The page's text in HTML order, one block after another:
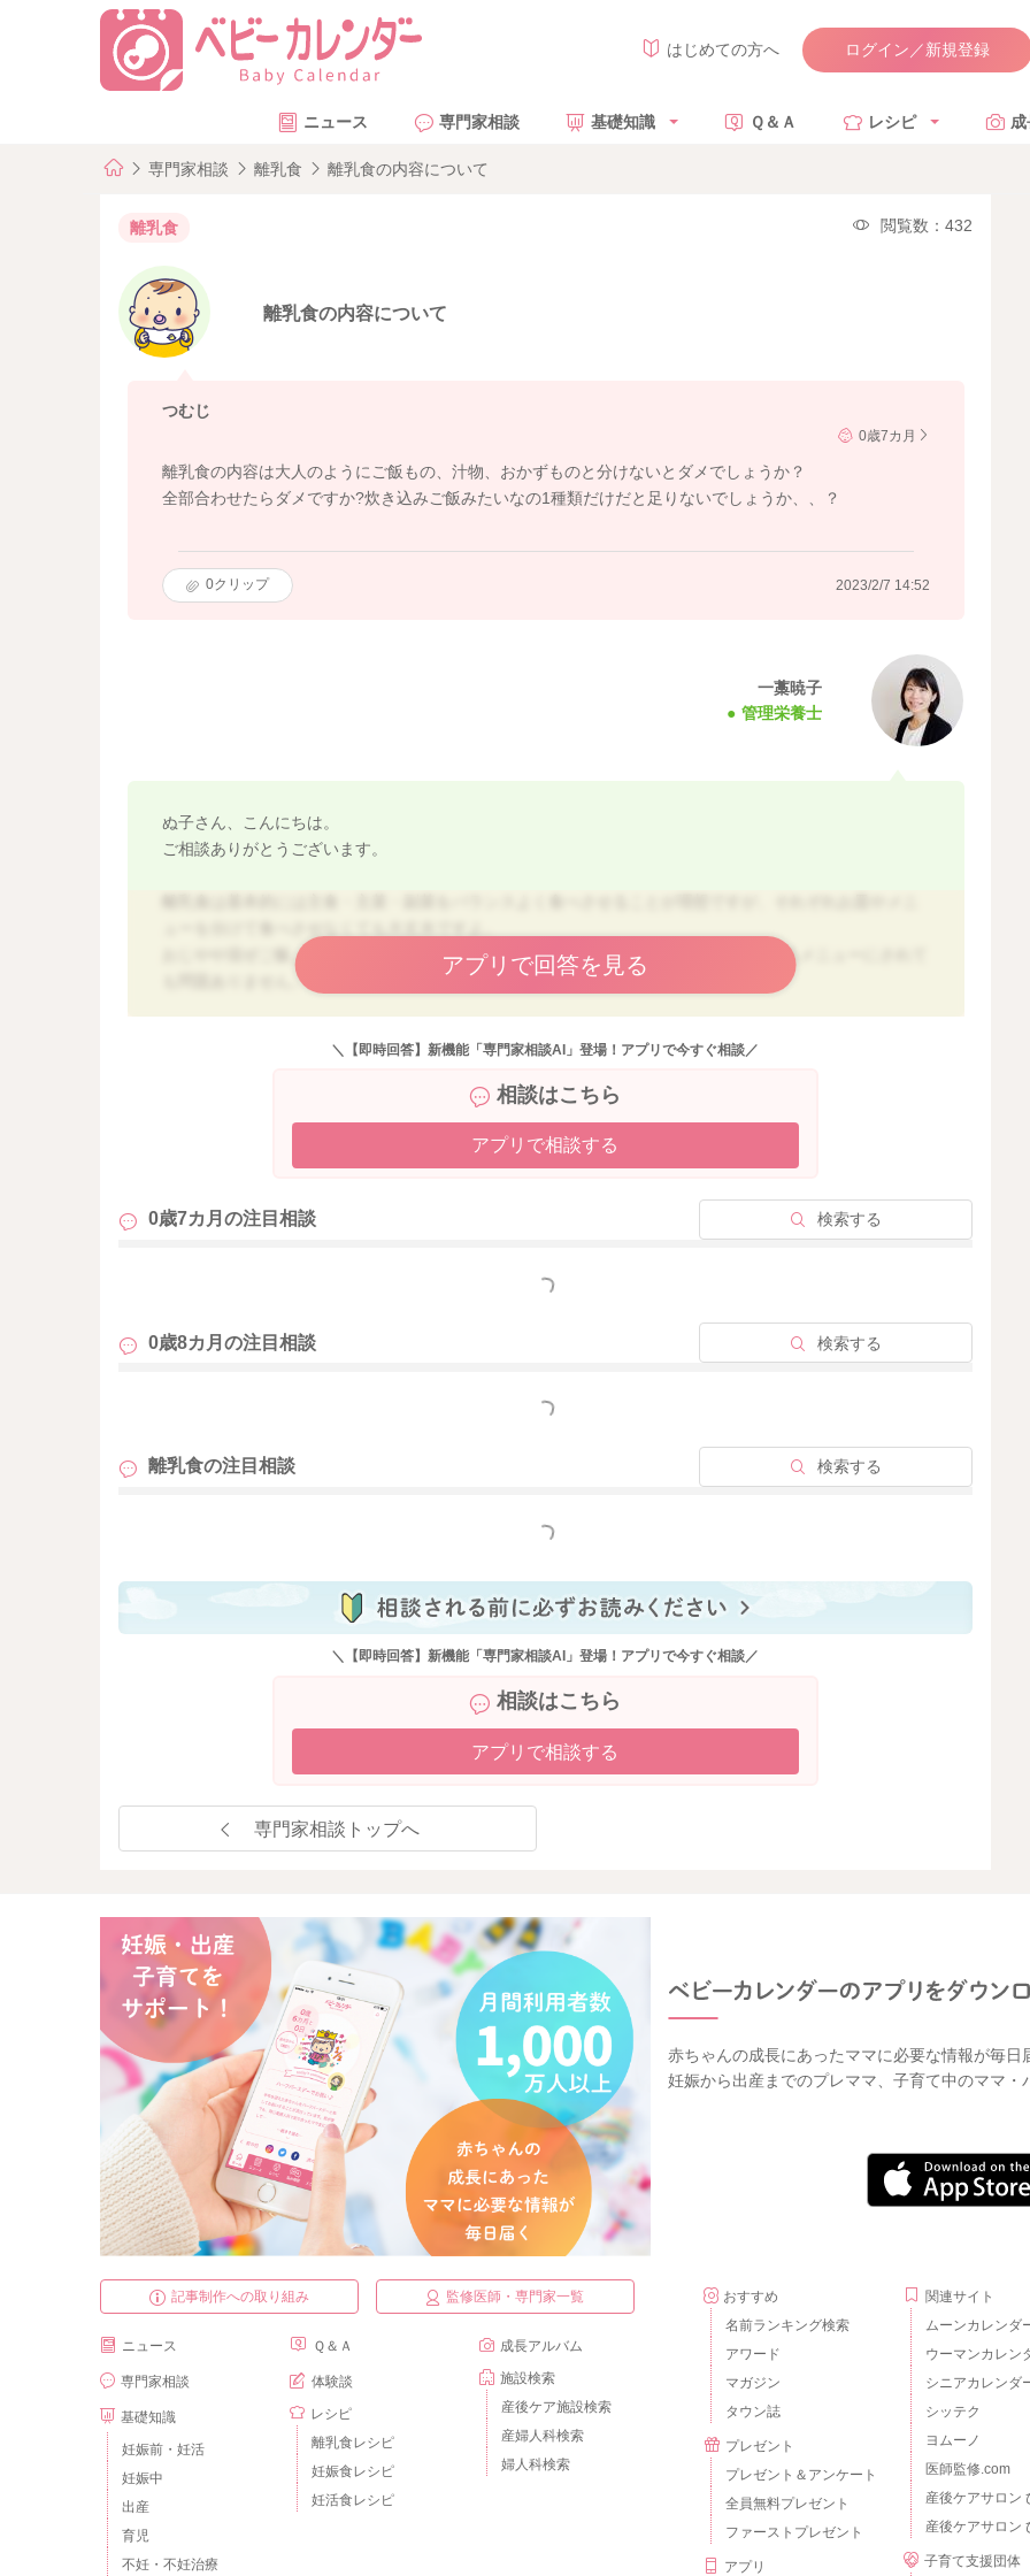
はじめての方へ ログイン／新規登録
ニュース 専門家相談 基礎知識 Ｑ＆Ａ レシピ
専門家相談 離乳食 離乳食の内容について
離乳食 閲覧数：432
離乳食の内容について
つむじ
0歳7カ月
離乳食の内容は大人のようにご飯もの、汁物、おかずものと分けないとダメでしょうか？
全部合わせたらダメですか?炊き込みご飯みたいなの1種類だけだと足りないでしょうか、、？
0クリップ 2023/2/7 14:52
一藁暁子
管理栄養士
ぬ子さん、こんにちは。
ご相談ありがとうございます。
おじやや混ぜご飯、どんぶりやシチューのようにして、1品で主食・主菜・副菜と補えるメニューにされて
も問題ありません。
1品メニューには調理の手間がかかりにくい点や、野菜やタンパク質など苦手な食材も単品で食べるより、
ご飯や他の料理に混ぜることで食べてくれやすくなるなどのメリットがあります。
味に飽きてしまったり、味が混ざっているので、食材それぞれの味を感じにくいなどの欠点もあるのでそ
たまにはご飯・おかず・汁物を分けてみたり、色々な食材やメニューを試してみるなど、その時々お子さ
アプリで回答を見る
＼【即時回答】新機能「専門家相談AI」登場！アプリで今すぐ相談／
相談はこちら
アプリで相談する
0歳7カ月の注目相談 検索する
もっと見る
0歳8カ月の注目相談 検索する
もっと見る
離乳食の注目相談 検索する
もっと見る
＼【即時回答】新機能「専門家相談AI」登場！アプリで今すぐ相談／
相談はこちら
アプリで相談する
専門家相談トップへ
赤ちゃんの成長にあったママに必要な情報が毎日
妊娠から出産までのプレママ、子育て中のママ
記事制作への取り組み 監修医師・専門家一覧
ニュース
専門家相談
基礎知識
妊娠前・妊活
妊娠中
出産
育児
不妊・不妊治療
Ｑ＆Ａ
体験談
レシピ
離乳食レシピ
妊娠食レシピ
妊活食レシピ
成長アルバム
施設検索
産後ケア施設検索
産婦人科検索
婦人科検索
おすすめ
名前ランキング検索
アワード
マガジン
タウン誌
プレゼント
プレゼント＆アンケート
全員無料プレゼント
ファーストプレゼント
アプリ
関連サイト
ムーンカレンダ
ウーマンカレン
シニアカレンダ
シッテク
ヨムーノ
医師監修.com
産後ケアサロン
産後ケアサロン
子育て支援団体